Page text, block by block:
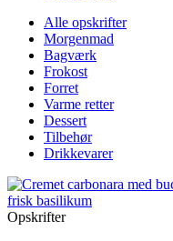
Alle opskrifter
Morgenmad
Bagværk
Frokost
Forret
Varme retter
Dessert
Tilbehør
Drikkevarer
Opskrifter